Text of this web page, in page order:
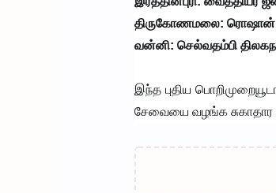
திருகோணமலை:
வன்னி: செல்வதம்பி
இந்த புதிய
சேவையை வழங்க சுகாதார